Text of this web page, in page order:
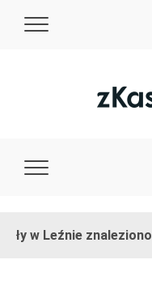
znaleziono granat!